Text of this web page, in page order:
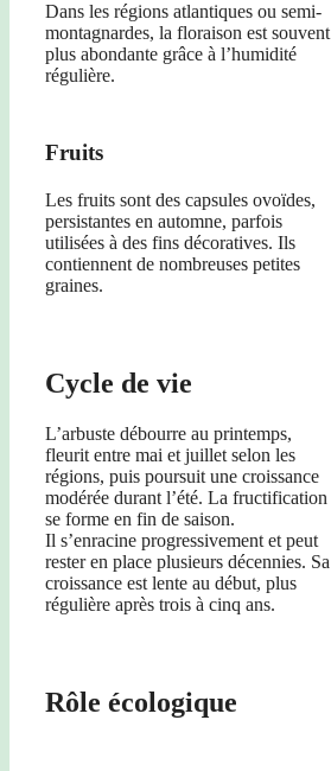
Dans les régions atlantiques ou semi-
montagnardes, la floraison est souvent
plus abondante grâce à l’humidité
régulière.
Fruits
Les fruits sont des capsules ovoïdes,
persistantes en automne, parfois
utilisées à des fins décoratives. Ils
contiennent de nombreuses petites
graines.
Cycle de vie
L’arbuste débourre au printemps,
fleurit entre mai et juillet selon les
régions, puis poursuit une croissance
modérée durant l’été. La fructification
se forme en fin de saison.
Il s’enracine progressivement et peut
rester en place plusieurs décennies. Sa
croissance est lente au début, plus
régulière après trois à cinq ans.
Rôle écologique